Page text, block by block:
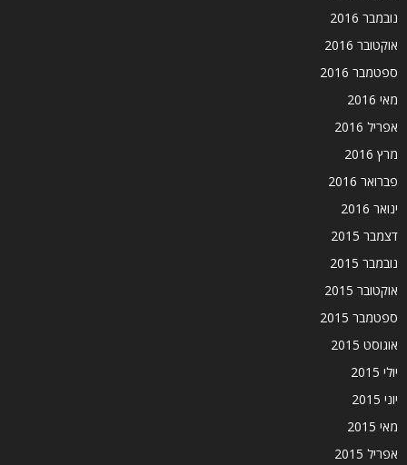
נובמבר 2016
אוקטובר 2016
ספטמבר 2016
מאי 2016
אפריל 2016
מרץ 2016
פברואר 2016
ינואר 2016
דצמבר 2015
נובמבר 2015
אוקטובר 2015
ספטמבר 2015
אוגוסט 2015
יולי 2015
יוני 2015
מאי 2015
אפריל 2015